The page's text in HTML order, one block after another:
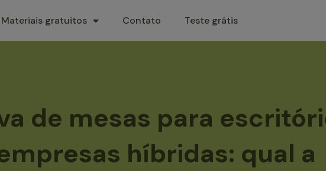
Materiais gratuitos Contato Teste grátis
de mesas para
híbridas: qual a